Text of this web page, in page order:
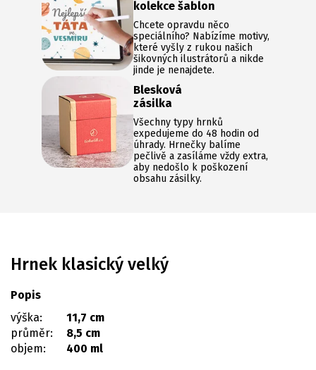
kolekce šablon
Chcete opravdu něco
speciálního? Nabízíme motivy,
které vyšly z rukou našich
šikovných ilustrátorů a nikde
jinde je nenajdete.
Blesková
zásilka
Všechny typy hrnků
expedujeme do 48 hodin od
úhrady. Hrnečky balíme
pečlivě a zasíláme vždy extra,
aby nedošlo k poškození
obsahu zásilky.
Hrnek klasický velký
Popis
výška:
11,7 cm
průměr:
8,5 cm
objem:
400 ml